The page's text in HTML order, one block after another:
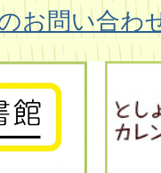
お問い合わ